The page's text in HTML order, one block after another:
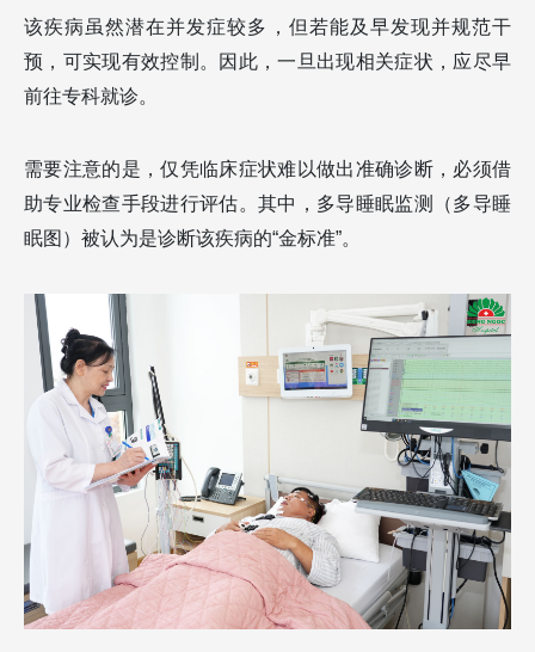
该疾病虽然潜在并发症较多，但若能及早发现并规范干
预，可实现有效控制。因此，一旦出现相关症状，应尽早
前往专科就诊。
需要注意的是，仅凭临床症状难以做出准确诊断，必须借
助专业检查手段进行评估。其中，多导睡眠监测（多导睡
眠图）被认为是诊断该疾病的“金标准”。